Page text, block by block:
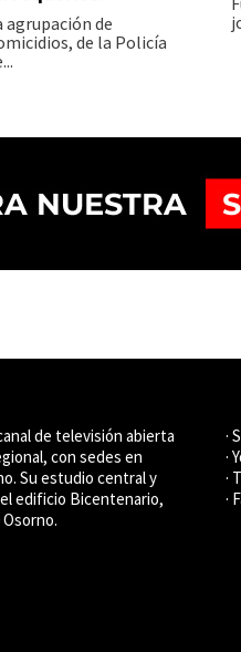
agrupación de
de la Policía
de televisión abierta
con sedes en
Su estudio central y
edificio Bicentenario,
·
·
·
·